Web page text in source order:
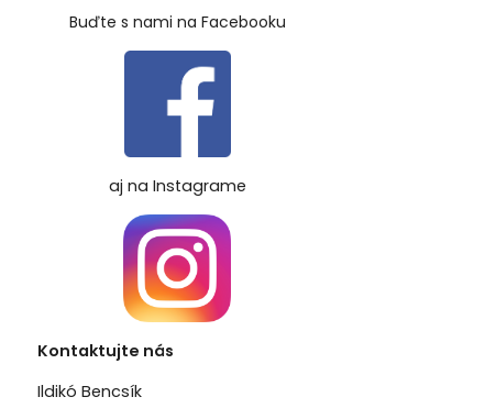
Buďte s nami na Facebooku
aj na Instagrame
Kontaktujte nás
Ildikó Bencsík